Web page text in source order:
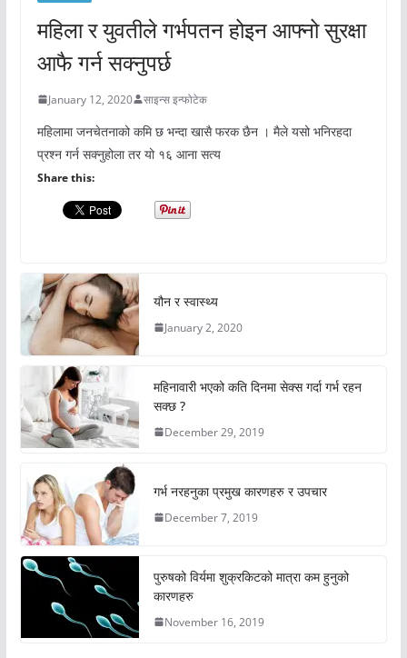
महिला र युवतीले गर्भपतन होइन आफ्नो सुरक्षा
आफै गर्न सक्नुपर्छ
January 12, 2020 साइन्स इन्फोटेक
महिलामा जनचेतनाको कमि छ भन्दा खासै फरक छैन । मैले यसो भनिरहदा
प्रश्न गर्न सक्नुहोला तर यो १६ आना सत्य
Share this:
यौन र स्वास्थ्य
January 2, 2020
महिनावारी भएको कति दिनमा सेक्स गर्दा गर्भ रहन
सक्छ ?
December 29, 2019
गर्भ नरहनुका प्रमुख कारणहरु र उपचार
December 7, 2019
पुरुषको विर्यमा शुक्रकिटको मात्रा कम हुनुको
कारणहरु
November 16, 2019